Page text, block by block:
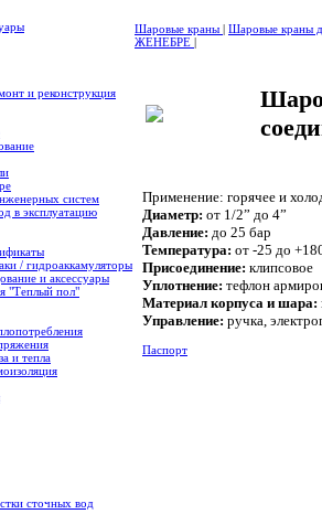
и реконструкция
систем
в эксплуатацию
/ гидроаккамуляторы
и аксессуары
"Теплый пол"
и тепла
сточных вод
Шаровые краны | Шаровые краны
ЖЕНЕБРЕ |
Применение: горячее и
Диаметр: от 1/2” до 4”
Давление: до 25 бар
Температура: от -25 до
Присоединение: клипсовое
Уплотнение: тефлон
Материал корпуса и шара:
Управление: ручка,
Паспорт